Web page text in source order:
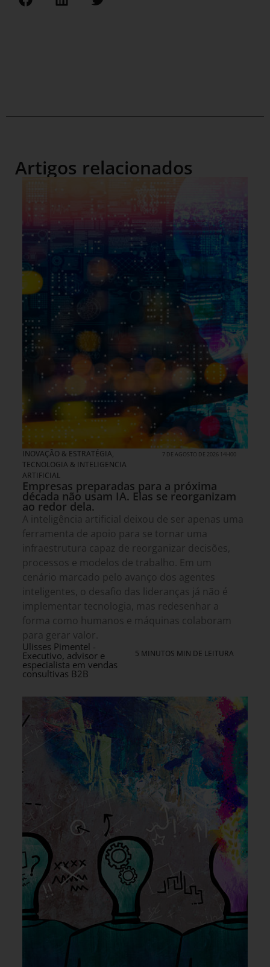
Artigos relacionados
INOVAÇÃO & ESTRATÉGIA,
TECNOLOGIA & INTELIGENCIA
ARTIFICIAL
7 DE AGOSTO DE 2026 14H00
Empresas preparadas para a próxima
década não usam IA. Elas se reorganizam
ao redor dela.
A inteligência artificial deixou de ser apenas uma
ferramenta de apoio para se tornar uma
infraestrutura capaz de reorganizar decisões,
processos e modelos de trabalho. Em um
cenário marcado pelo avanço dos agentes
inteligentes, o desafio das lideranças já não é
implementar tecnologia, mas redesenhar a
forma como humanos e máquinas colaboram
para gerar valor.
Ulisses Pimentel -
Executivo, advisor e
especialista em vendas
consultivas B2B
5 MINUTOS MIN DE LEITURA